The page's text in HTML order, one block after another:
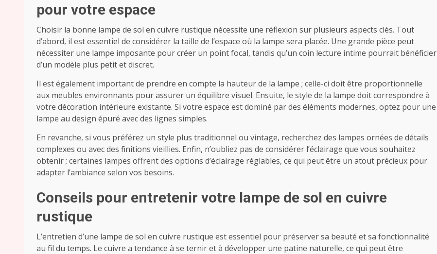
pour votre espace
Choisir la bonne lampe de sol en cuivre rustique nécessite une réflexion sur plusieurs aspects clés. Tout
d’abord, il est essentiel de considérer la taille de l’espace où la lampe sera placée. Une grande pièce peut
nécessiter une lampe imposante pour créer un point focal, tandis qu’un coin lecture intime pourrait bénéficier
d’un modèle plus petit et discret.
Il est également important de prendre en compte la hauteur de la lampe ; celle-ci doit être proportionnelle
aux meubles environnants pour assurer un équilibre visuel. Ensuite, le style de la lampe doit correspondre à
votre décoration intérieure existante. Si votre espace est dominé par des éléments modernes, optez pour une
lampe au design épuré avec des lignes simples.
En revanche, si vous préférez un style plus traditionnel ou vintage, recherchez des lampes ornées de détails
complexes ou avec des finitions vieillies. Enfin, n’oubliez pas de considérer l’éclairage que vous souhaitez
obtenir ; certaines lampes offrent des options d’éclairage réglables, ce qui peut être un atout précieux pour
adapter l’ambiance selon vos besoins.
Conseils pour entretenir votre lampe de sol en cuivre
rustique
L’entretien d’une lampe de sol en cuivre rustique est essentiel pour préserver sa beauté et sa fonctionnalité
au fil du temps. Le cuivre a tendance à se ternir et à développer une patine naturelle, ce qui peut être